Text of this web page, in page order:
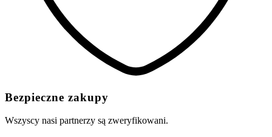
Bezpieczne zakupy
Wszyscy nasi partnerzy są zweryfikowani.